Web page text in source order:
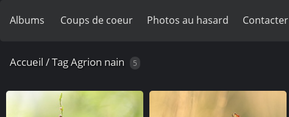
Albums Coups de coeur Photos au hasard Contacter
Accueil /TagAgrion nain 5